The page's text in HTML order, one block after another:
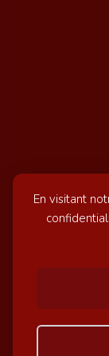
En visitant
©